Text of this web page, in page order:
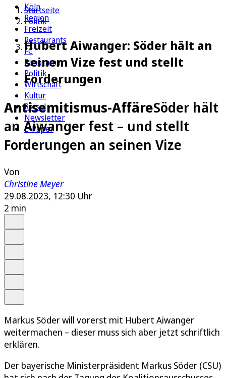
Köln
Region
Freizeit
Restaurants
FC
Panorama
Politik
Wirtschaft
Kultur
Rätsel
Newsletter
E-Paper
Startseite
Politik
Hubert Aiwanger: Söder hält an
seinem Vize fest und stellt
Forderungen
Antisemitismus-AffäreSöder hält
an Aiwanger fest – und stellt
Forderungen an seinen Vize
Von
Christine Meyer
29.08.2023, 12:30 Uhr
2 min
Markus Söder will vorerst mit Hubert Aiwanger
weitermachen – dieser muss sich aber jetzt schriftlich
erklären.
Der bayerische Ministerpräsident Markus Söder (CSU)